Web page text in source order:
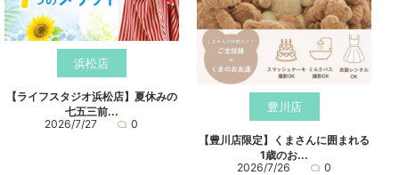
浜松店
【ライフスタジオ浜松店】夏休みの
七五三前...
2026/7/27
0
豊川店
【豊川店限定】くまさんに囲まれる
1歳のお...
2026/7/26
0